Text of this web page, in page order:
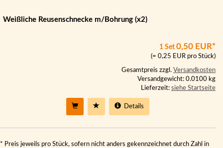
Weißliche Reusenschnecke m/Bohrung (x2)
1 Set 0,50 EUR*
(= 0,25 EUR pro Stück)
Gesamtpreis zzgl. Versandkosten
Versandgewicht: 0.0100 kg
Lieferzeit: siehe Startseite
Details
* Preis jeweils pro Stück, sofern nicht anders gekennzeichnet durch Zahl in